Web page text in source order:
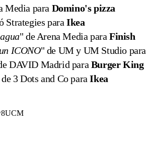
Media para Domino's pizza
Strategies paraIkea
" de Arena Media paraFinish
ICONO" de UM y UM Studio para
DAVID Madrid para Burger King
3 Dots and Co paraIkea